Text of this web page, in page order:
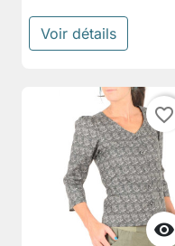
Voir détails

favorite_border